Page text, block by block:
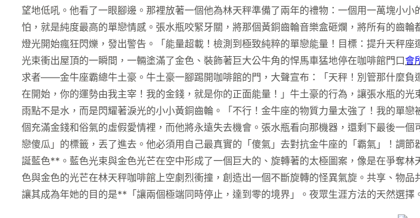
望地低吼。他看了一眼腳邊。那裡放著一個他為林天秤準備了兩年的禮物：一個用一萬塊小小
怕，就是純度最高的單戀情感。張水瓶咬緊牙關，將那個黃銅齒輪音樂盒砸爛，將所有的齒輪
燈光開始瘋狂閃爍，發出警告。「能量超載！檢測到極致純粹的單戀能量！目標：提升天秤
光束衝出屋頂的一瞬間，一輛塗滿了金色、裝飾著巨大公牛角的悍馬車猛地停在咖啡館門口會
求者——金牛座霸總牛土豪。牛土豪一腳踢開咖啡館的門，大聲宣布：「天秤！別管那什麼負
在開始，你的運勢由我主宰！我的金錢，就是你的正面能量！」牛土豪的行為，讓張水瓶的
雨點不是水，而是閃耀著淚光的小小黃銅齒輪。「不行！金牛座的物質力量太強了！我的單
個充滿金錢和俗氣的虛假愛情裡，而他將永遠失去機會。張水瓶看向那機器，還剩下最後一
戀傻瓜」的標籤，丟了進去。他必須用自己最真實的「傻氣」去對抗金牛座的「霸氣」！調
誕藍色**。藍色光束與金色光芒在空中形成了一個巨大的、旋轉著的太極圖案，像是在爭奪
色與金色的光芒在林天秤咖啡館上空劇烈衝撞，創造出一個不斷旋轉的怪異氣旋。共享、物
讓其成為年她的目的是**「讓兩個極端同時停止，達到零的境界」。夜眾生涯方法的天然選擇